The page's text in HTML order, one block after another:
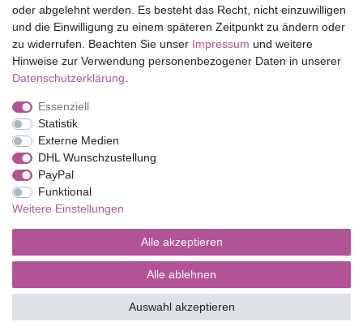
Mein Konto
Service
Versandkosten
Impressum
Barrierefreiheitserklärung
oder abgelehnt werden. Es besteht das Recht, nicht einzuwilligen
und die Einwilligung zu einem späteren Zeitpunkt zu ändern oder
zu widerrufen. Beachten Sie unser Impressum und weitere
Hinweise zur Verwendung personenbezogener Daten in unserer
Daten­schutz­erklärung
Essenziell
Statistik
Externe Medien
DHL Wunschzustellung
PayPal
Funktional
Weitere Einstellungen
Alle akzeptieren
Alle ablehnen
Auswahl akzeptieren